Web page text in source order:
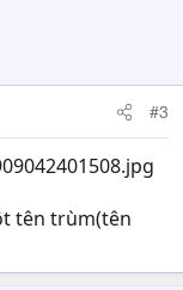
#3
tên trùm(tên